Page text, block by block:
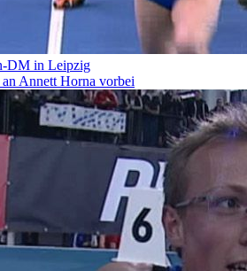
DM in Leipzig
Annett Horna vorbei